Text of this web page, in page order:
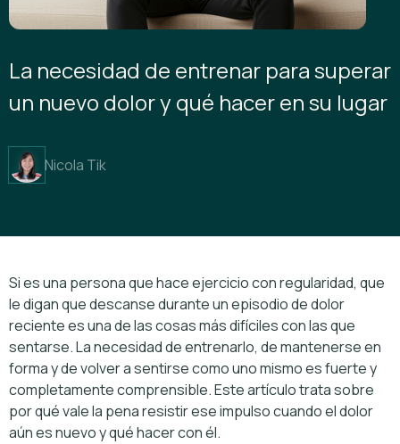
La necesidad de entrenar para superar
un nuevo dolor y qué hacer en su lugar
Nicola Tik
Si es una persona que hace ejercicio con regularidad, que
le digan que descanse durante un episodio de dolor
reciente es una de las cosas más difíciles con las que
sentarse. La necesidad de entrenarlo, de mantenerse en
forma y de volver a sentirse como uno mismo es fuerte y
completamente comprensible. Este artículo trata sobre
por qué vale la pena resistir ese impulso cuando el dolor
aún es nuevo y qué hacer con él.